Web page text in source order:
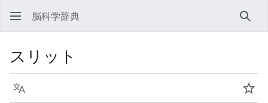
脳科学辞典 検索
スリット
言語 ウ